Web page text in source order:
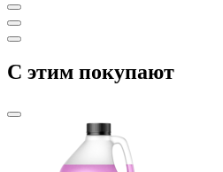
C этим покупают